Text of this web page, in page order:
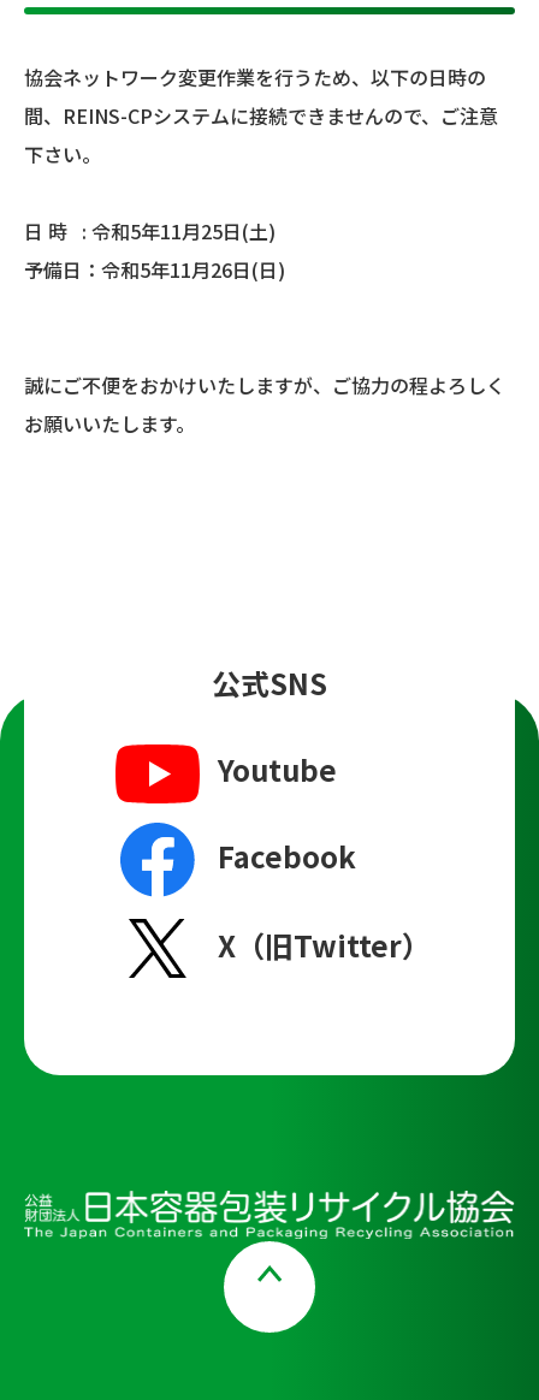
協会ネットワーク変更作業を行うため、以下の日時の
間、REINS-CPシステムに接続できませんので、ご注意
下さい。
日 時 : 令和5年11月25日(土)
予備日：令和5年11月26日(日)
誠にご不便をおかけいたしますが、ご協力の程よろしく
お願いいたします。
公式SNS
Youtube
Facebook
X（旧Twitter）